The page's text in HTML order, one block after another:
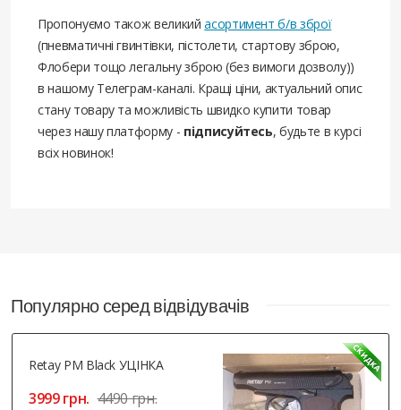
Пропонуємо також великийасортимент б/в зброї
(пневматичні гвинтівки, пістолети, стартову зброю,
Флобери тощо легальну зброю (без вимоги дозволу))
в нашому Телеграм-каналі. Кращі ціни, актуальний опис
стану товару та можливість швидко купити товар
через нашу платформу - підписуйтесь, будьте в курсі
всіх новинок!
Популярно серед відвідувачів
Retay PM Black УЦІНКА
3999 грн. 4490 грн.